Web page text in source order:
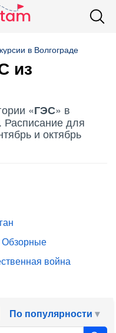
в Волгограде
из
«ГЭС» в
Расписание для
и октябрь
Обзорные
война
По популярности